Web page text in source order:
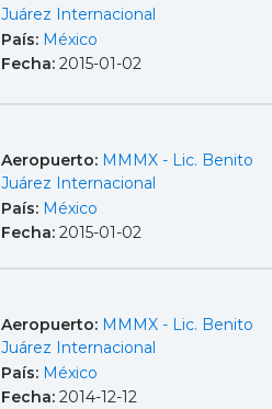
Juárez Internacional
País: México
Fecha: 2015-01-02
Aeropuerto: MMMX - Lic. Benito
Juárez Internacional
País: México
Fecha: 2015-01-02
Aeropuerto: MMMX - Lic. Benito
Juárez Internacional
País: México
Fecha: 2014-12-12